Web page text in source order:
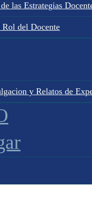
las Estrategias
del Docente
y Relatos de